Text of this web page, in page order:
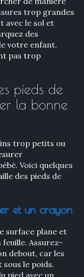
trop grandes
avec le sol et
des
votre enfant,
pas trop
pieds de
la bonne
trop petits ou
Voici quelques
des pieds de
et un crayon
surface plane et
feuille. Assurez-
debout, car les
le poids.
pied avec un